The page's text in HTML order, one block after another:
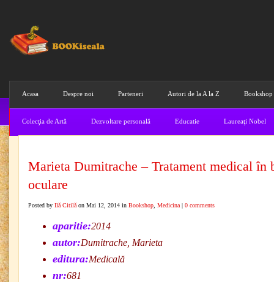
Acasa Despre noi Parteneri Autori de la A la Z Bookshop
Colecţia de Artă Dezvoltare personală Educatie Laureaţi Nobel
Marieta Dumitrache – Tratament medical în
oculare
Posted by Ilă Citilă on Mai 12, 2014 in Bookshop Medicina | 0 comments
aparitie:2014
autor:Dumitrache, Marieta
editura:Medicală
nr:681